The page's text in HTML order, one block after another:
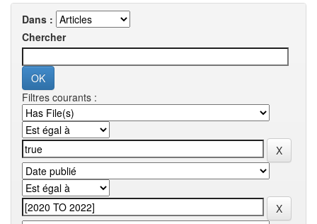
Dans :
Chercher
Filtres courants :